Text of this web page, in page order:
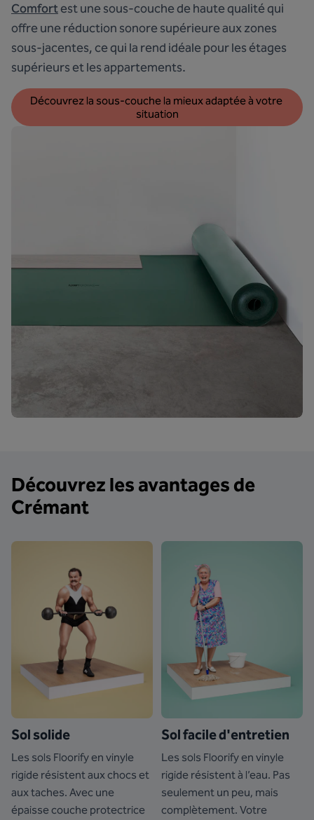
Comfortest une sous-couche de haute qualité qui
offre une réduction sonore supérieure aux zones
sous-jacentes, ce qui la rend idéale pour les étages
supérieurs et les appartements.
Découvrez la sous-couche la mieux adaptée à votre
situation
Découvrez les avantages de
Crémant
Sol solide
Les sols Floorify en vinyle
rigide résistent aux chocs et
aux taches. Avec une
épaisse couche protectrice
Sol facile d'entretien
Les sols Floorify en vinyle
rigide résistent à l’eau. Pas
seulement un peu, mais
complètement. Votre